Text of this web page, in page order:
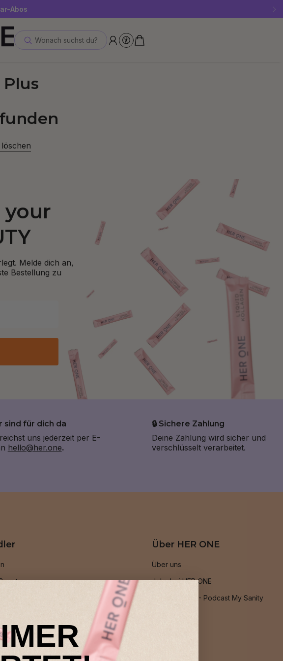
der Vorrat reicht!
sichern
Abos
Wonach suchst du?
your
Melde dich an,
Bestellung zu
sind für dich da
uns jederzeit per E-
hello@her.one.
🔒 Sichere Zahlung
Deine Zahlung wird sicher und
verschlüsselt verarbeitet.
Über HER ONE
Über uns
Jobs bei HER ONE
Podcast: PMS - Podcast My Sanity